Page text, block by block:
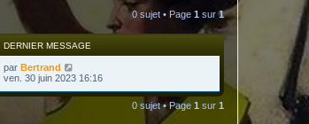
0 sujet • Page 1 sur1
DERNIER MESSAGE
par Bertrand
ven. 30 juin 2023 16:16
0 sujet • Page 1 sur 1